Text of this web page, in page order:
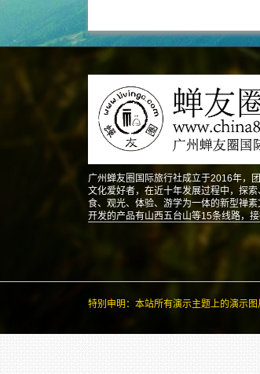
广州蝉友圈国际旅行社成立于2016年，
文化爱好者，在近十年发展过程中，探
食、观光、体验、游学为一体的新型禅
开发的产品有山西五台山等15条线路，
特别申明：本站所有演示主题上的演示